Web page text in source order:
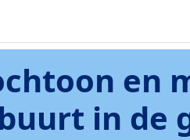
en
in de